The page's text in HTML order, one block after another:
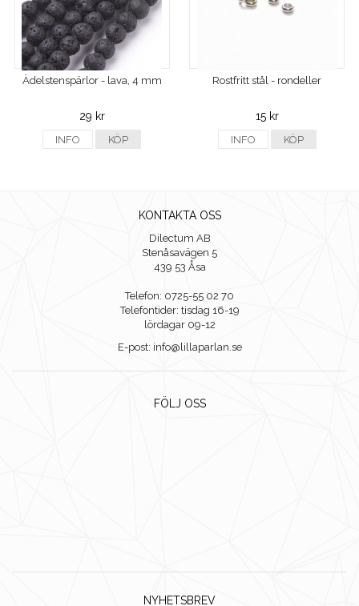
Ädelstenspärlor - lava, 4 mm
29 kr
INFO KÖP
Rostfritt stål - rondeller
15 kr
INFO KÖP
KONTAKTA OSS
Dilectum AB
Stenåsavägen 5
439 53 Åsa
Telefon: 0725-55 02 70
Telefontider: tisdag 16-19
lördagar 09-12
E-post: info@lillaparlan.se
FÖLJ OSS
NYHETSBREV